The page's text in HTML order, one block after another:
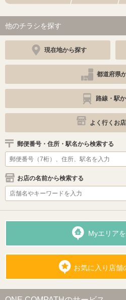
他のチラシを探す
現在地から探す
都道府県
路線・駅
よく行くお
郵便番号・住所・駅名から検索する
お店の名前から検索する
Myエリア
お気に入り店舗